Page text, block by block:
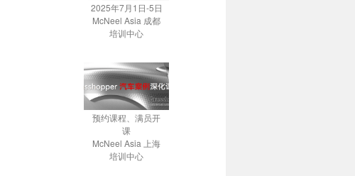
2025年7月1日-5日
McNeel Asia 成都
培训中心
预约课程、满员开
课
McNeel Asia 上海
培训中心